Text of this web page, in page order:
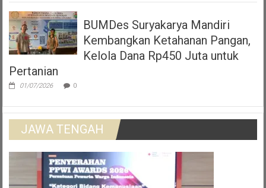
BUMDes Suryakarya Mandiri
Kembangkan Ketahanan Pangan,
Kelola Dana Rp450 Juta untuk
Pertanian
01/07/2026 0
JAWA TENGAH